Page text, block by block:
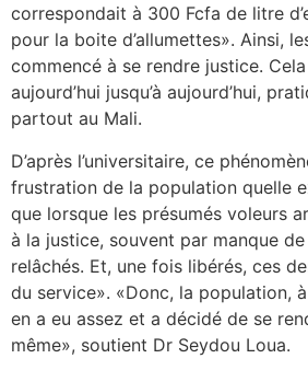
correspondait à 300 Fcfa de litre
pour la boite d’allumettes». Ainsi,
commencé à se rendre justice.
aujourd’hui jusqu’à aujourd’hui,
partout au Mali.
D’après l’universitaire, ce
frustration de la population quelle
que lorsque les présumés voleurs
à la justice, souvent par manque
relâchés. Et, une fois libérés, ces
du service». «Donc, la population,
en a eu assez et a décidé de se
même», soutient Dr Seydou Loua.